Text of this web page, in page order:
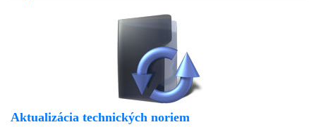
Aktualizácia technických noriem